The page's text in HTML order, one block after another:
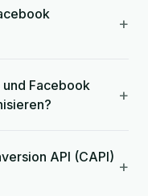
+
und Facebook
+
API (CAPI) +